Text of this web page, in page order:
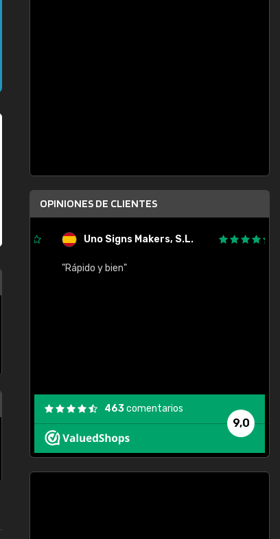
OPINIONES DE CLIENTES
Uno Signs Makers, S.L.
"Rápido y bien"
9,0
463comentarios